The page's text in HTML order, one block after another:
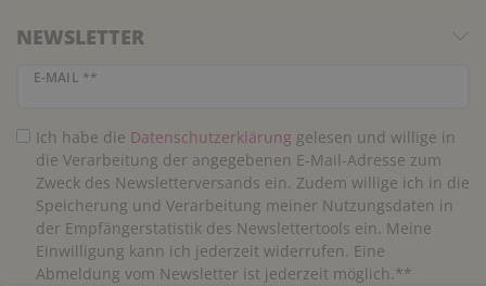
NEWSLETTER
E-MAIL **
Newsletter Honig
Ich habe die Daten­schutz­erklärung gelesen und willige in
die Verarbeitung der angegebenen E-Mail-Adresse zum
Zweck des Newsletterversands ein. Zudem willige ich in die
Speicherung und Verarbeitung meiner Nutzungsdaten in
der Empfängerstatistik des Newslettertools ein. Meine
Einwilligung kann ich jederzeit widerrufen. Eine
Abmeldung vom Newsletter ist jederzeit möglich.**